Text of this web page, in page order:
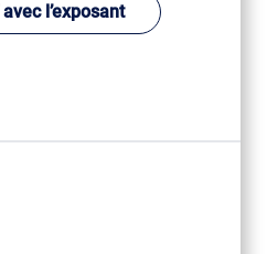
l’exposant